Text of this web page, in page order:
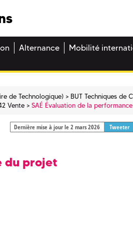
Alternance Mobilité
de Technologique)
BUT Techniques de
Vente SAÉ Évaluation de la
Dernière mise à jour le 2 mars 2026 Tweeter
du projet